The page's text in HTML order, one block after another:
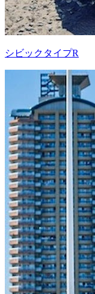
シビックタイプR